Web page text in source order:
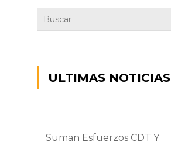
ULTIMAS NOTICIAS
Suman Esfuerzos CDT Y